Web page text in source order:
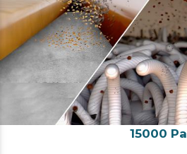
15000 Pa